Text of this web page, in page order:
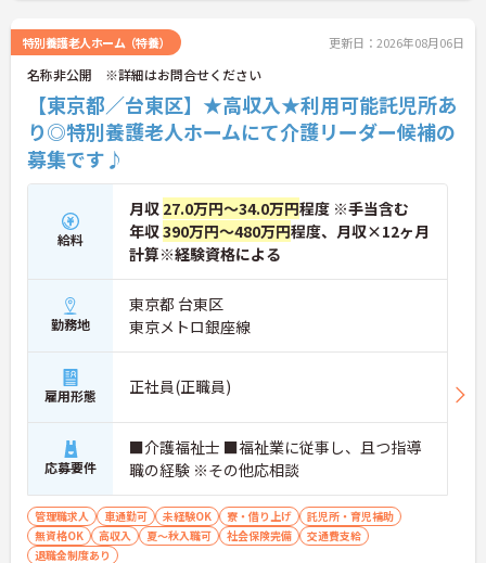
特別養護老人ホーム（特養） 更新日：2026年08月06日
名称非公開 ※詳細はお問合せください
【東京都／台東区】★高収入★利用可能託児所あ
り◎特別養護老人ホームにて介護リーダー候補の
募集です♪
給料
月収 27.0万円～34.0万円程度 ※手当含む
年収390万円～480万円程度、月収×12ヶ月
計算※経験資格による
勤務地
東京都 台東区
東京メトロ銀座線
雇用形態 正社員(正職員)
応募要件
■介護福祉士 ■福祉業に従事し、且つ指導
職の経験 ※その他応相談
管理職求人 車通勤可 未経験OK 寮・借り上げ
託児所・育児補助
無資格OK
高収入 夏～秋入職可 社会保険完備
交通費支給
退職金制度あり